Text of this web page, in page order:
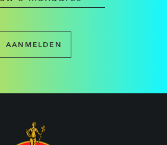
AANMELDEN